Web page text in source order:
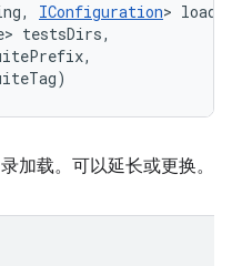
IConfiguration>
testsDirs,
加载。可以延长或更换。